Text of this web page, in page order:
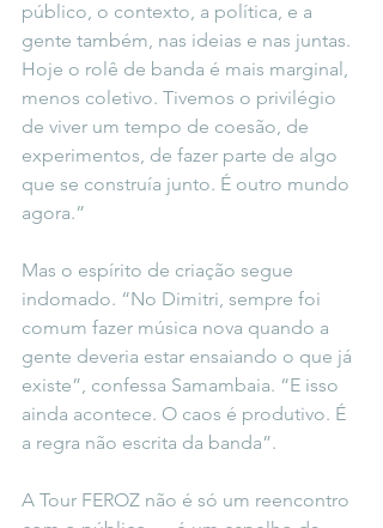
público, o contexto, a política, e a
gente também, nas ideias e nas juntas.
Hoje o rolê de banda é mais marginal,
menos coletivo. Tivemos o privilégio
de viver um tempo de coesão, de
experimentos, de fazer parte de algo
que se construía junto. É outro mundo
agora.”
Mas o espírito de criação segue
indomado. “No Dimitri, sempre foi
comum fazer música nova quando a
gente deveria estar ensaiando o que já
existe”, confessa Samambaia. “E isso
ainda acontece. O caos é produtivo. É
a regra não escrita da banda”.
A Tour FEROZ não é só um reencontro